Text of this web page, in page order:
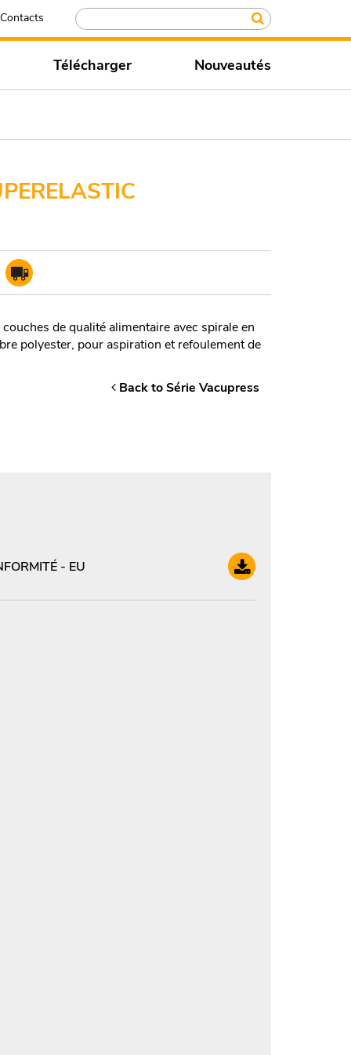
Contacts
Télécharger Nouveautés
de qualité alimentaire avec spirale en
polyester, pour aspiration et refoulement de
Back to Série Vacupress
- EU